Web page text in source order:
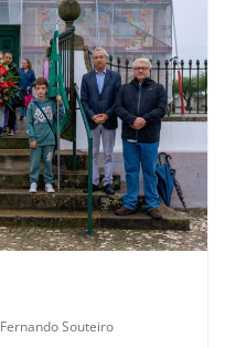
Fernando Souteiro